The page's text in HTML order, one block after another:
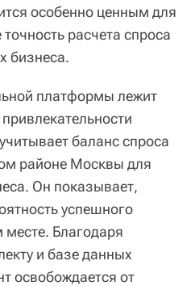
особенно ценным для
расчета спроса
бизнеса.
платформы лежит
баланс спроса
районе Москвы для
Он показывает,
успешного
месте. Благодаря
и базе данных
освобождается от